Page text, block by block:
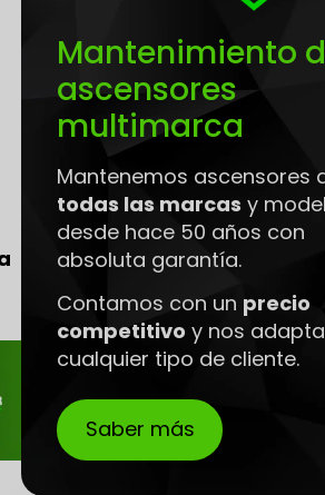
Mantenimiento
ascensores
multimarca
Mantenemos ascensores
todas las marcas y
desde hace 50 años con
absoluta garantía.
Contamos con un precio
competitivo y nos
cualquier tipo de cliente.
Saber más